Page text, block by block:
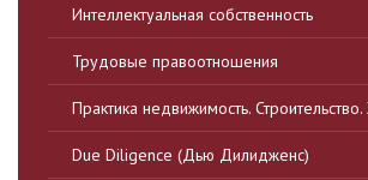
Интеллектуальная собственность
Трудовые правоотношения
Практика недвижимость.
Due Diligence (Дью Дилидженс)